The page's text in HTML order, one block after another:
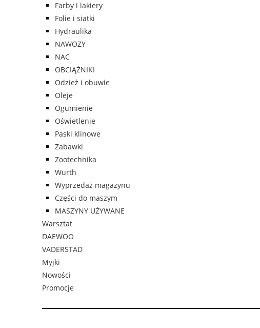
Farby i lakiery
Folie i siatki
Hydraulika
NAWOZY
NAC
OBCIĄŻNIKI
Odzież i obuwie
Oleje
Ogumienie
Oświetlenie
Paski klinowe
Zabawki
Zootechnika
Wurth
Wyprzedaż magazynu
Części do maszym
MASZYNY UŻYWANE
Warsztat
DAEWOO
VADERSTAD
Myjki
Nowości
Promocje